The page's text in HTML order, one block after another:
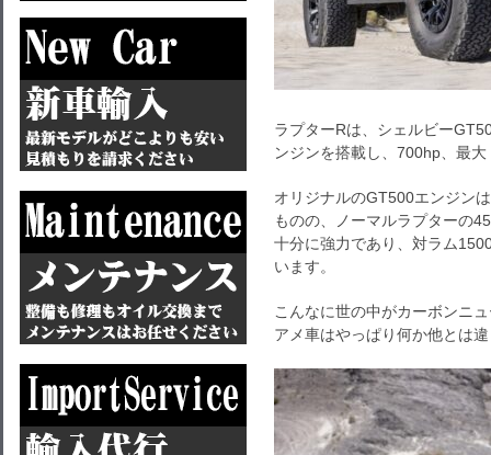
ラプターRは、シェルビー
ンジンを搭載し、700hp、最
オリジナルのGT500エンジン
ものの、ノーマルラプターの
十分に強力であり、対ラム
います。
こんなに世の中がカーボンニ
アメ車はやっぱり何か他とは